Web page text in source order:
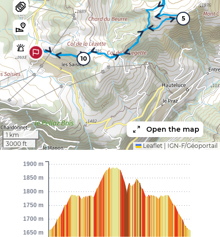
5
10
1 km
3000 ft
Open the map
Leaflet IGN-F/Géoportail
1650 m
1700 m
1750 m
1800 m
1850 m
1900 m